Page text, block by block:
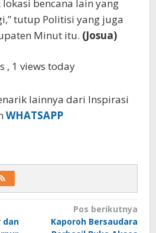
bencana lain yang
tutup Politisi yang juga
Minut itu. (Josua)
, 1 views today
lainnya dari Inspirasi
WHATSAPP
dan
Pos berikutnya
Kaporoh Bersaudara